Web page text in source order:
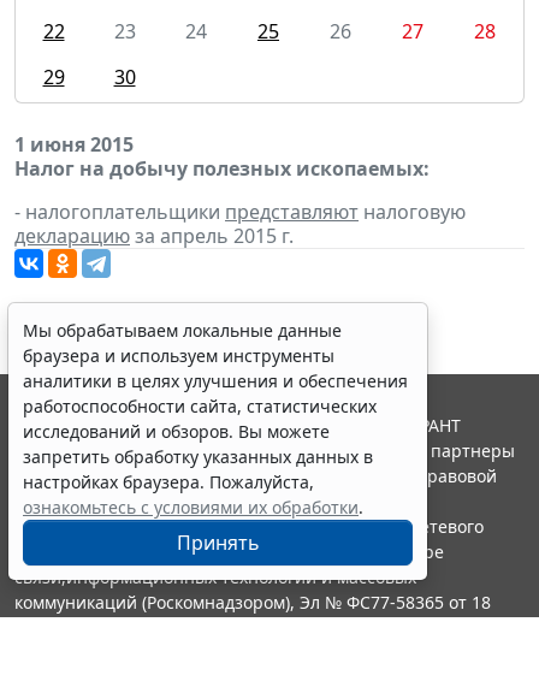
22
23 24 25 26 27
28
29
30
1 июня 2015
Налог на добычу полезных ископаемых:
- налогоплательщики представляют налоговую
декларациюза апрель 2015 г.
Мы обрабатываем локальные данные
браузера и используем инструменты
аналитики в целях улучшения и обеспечения
работоспособности сайта, статистических
исследований и обзоров. Вы можете
запретить обработку указанных данных в
настройках браузера. Пожалуйста,
ознакомьтесь с условиями их обработки.
Принять
© ООО "НПП "ГАРАНТ-СЕРВИС", 2026. Система ГАРАНТ
выпускается с 1990 года. Компания "Гарант" и ее партнеры
являются участниками Российской ассоциации правовой
информации ГАРАНТ.
Портал ГАРАНТ.РУ зарегистрирован в качестве сетевого
издания Федеральной службой по надзору в сфере
связи,информационных технологий и массовых
коммуникаций (Роскомнадзором), Эл № ФС77-58365 от 18